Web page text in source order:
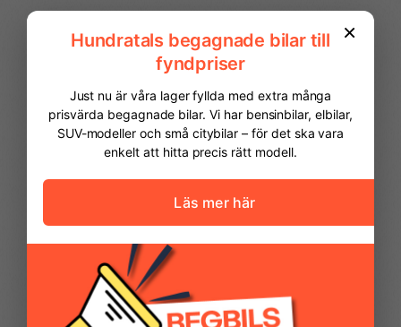
Färddator
Mattor (textil) Multifunktionsratt
Regnsensor
Servostyrning
FINANSIERING
din bil. Här kan du räkna ut din
månadskostnad och även göra en
ansökan online.
Kontantinsats 46 975,00 kr